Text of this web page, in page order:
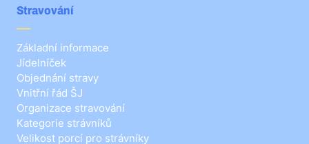
Stravování
Základní informace
Jídelníček
Objednání stravy
Vnitřní řád ŠJ
Organizace stravování
Kategorie strávníků
Velikost porcí pro strávníky